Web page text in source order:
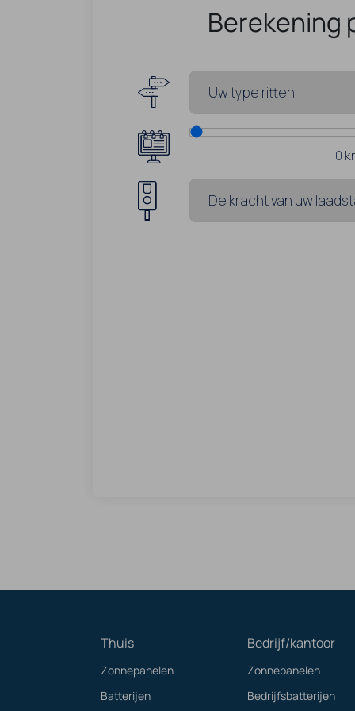
Berekening
0
Thuis
Zonnepanelen
Batterijen
Bedrijf/kantoor
Zonnepanelen
Bedrijfsbatterijen